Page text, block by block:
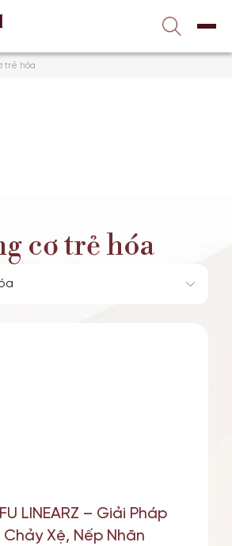
tôi
trẻ hóa
cơ trẻ hóa
LINEARZ – Giải Pháp
Xệ, Nếp Nhăn